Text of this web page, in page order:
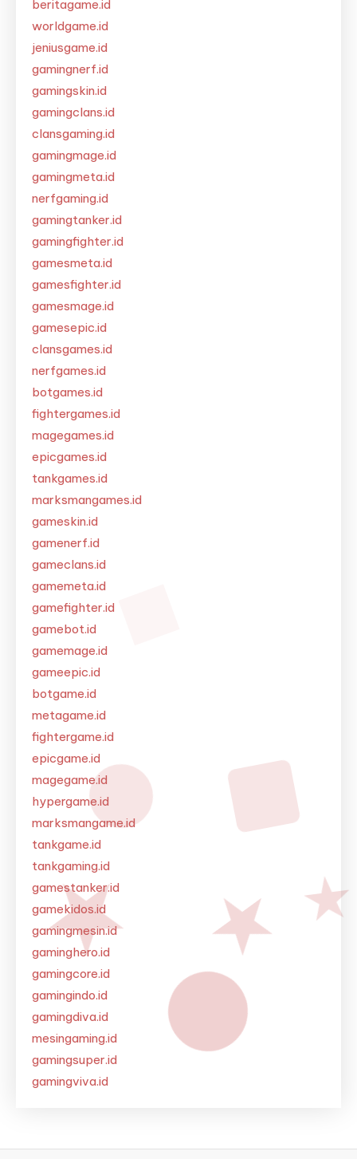
beritagame.id
worldgame.id
jeniusgame.id
gamingnerf.id
gamingskin.id
gamingclans.id
clansgaming.id
gamingmage.id
gamingmeta.id
nerfgaming.id
gamingtanker.id
gamingfighter.id
gamesmeta.id
gamesfighter.id
gamesmage.id
gamesepic.id
clansgames.id
nerfgames.id
botgames.id
fightergames.id
magegames.id
epicgames.id
tankgames.id
marksmangames.id
gameskin.id
gamenerf.id
gameclans.id
gamemeta.id
gamefighter.id
gamebot.id
gamemage.id
gameepic.id
botgame.id
metagame.id
fightergame.id
epicgame.id
magegame.id
hypergame.id
marksmangame.id
tankgame.id
tankgaming.id
gamestanker.id
gamekidos.id
gamingmesin.id
gaminghero.id
gamingcore.id
gamingindo.id
gamingdiva.id
mesingaming.id
gamingsuper.id
gamingviva.id